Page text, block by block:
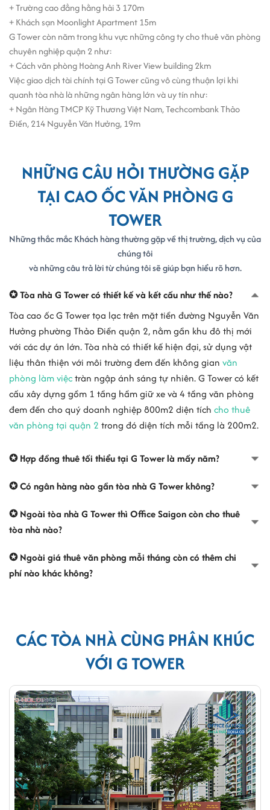
+ Trường cao đẳng hằng hải 3 170m
+ Khách sạn Moonlight Apartment 15m
G Tower còn năm trong khu vực những công ty cho thuê văn phòng
chuyên nghiệp quận 2 như:
+ Cách văn phòng Hoàng Anh River View building 2km
Việc giao dịch tài chính tại G Tower cũng vô cùng thuận lợi khi
quanh tòa nhà là những ngân hàng lớn và uy tín như:
+ Ngân Hàng TMCP Kỹ Thương Việt Nam, Techcombank Thảo
Điền, 214 Nguyễn Văn Hưởng, 19m
NHỮNG CÂU HỎI THƯỜNG GẶP
TẠI CAO ỐC VĂN PHÒNG G
TOWER
Những thắc mắc Khách hàng thường gặp về thị trường, dịch vụ của
chúng tôi
và những câu trả lời từ chúng tôi sẽ giúp bạn hiểu rõ hơn.
✪ Tòa nhà G Tower có thiết kế và kết cấu như thế nào?
Tòa cao ốc G Tower tọa lạc trên mặt tiền đường Nguyễn Văn
Hưởng phường Thảo Điền quận 2, nằm gần khu đô thị mới
với các dự án lớn. Tòa nhà có thiết kế hiện đại, sử dụng vật
liệu thân thiện với môi trường đem đến không gian văn
phòng làm việctràn ngập ánh sáng tự nhiên. G Tower có kết
cấu xây dựng gồm 1 tầng hầm giữ xe và 4 tầng văn phòng
đem đến cho quý doanh nghiệp 800m2 diện tích cho thuê
văn phòng tại quận 2 trong đó diện tích mỗi tầng là 200m2.
✪ Hợp đồng thuê tối thiểu tại G Tower là mấy năm?
✪ Có ngân hàng nào gần tòa nhà G Tower không?
✪ Ngoài tòa nhà G Tower thì Office Saigon còn cho thuê
tòa nhà nào?
✪ Ngoài giá thuê văn phòng mỗi tháng còn có thêm chi
phí nào khác không?
CÁC TÒA NHÀ CÙNG PHÂN KHÚC
VỚI G TOWER